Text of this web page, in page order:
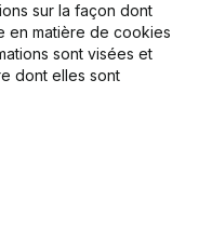
sur la façon dont
en matière de cookies
sont visées et
dont elles sont
internationale